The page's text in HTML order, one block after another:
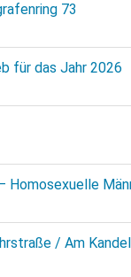
73
für das Jahr 2026
/ Am